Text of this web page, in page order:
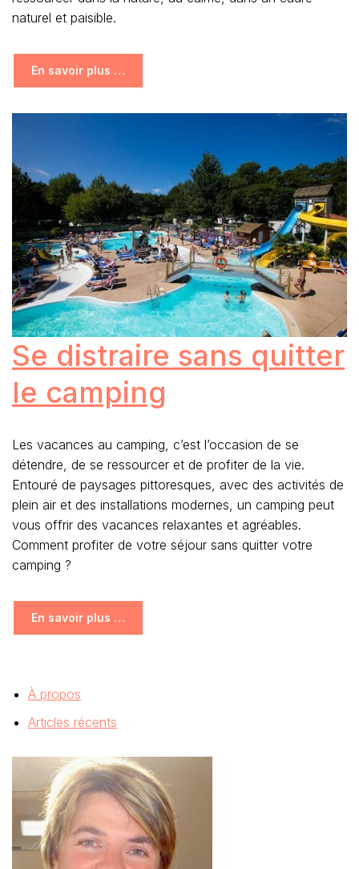
naturel et paisible.
En savoir plus …
Se distraire sans quitter
le camping
Les vacances au camping, c’est l’occasion de se
détendre, de se ressourcer et de profiter de la vie.
Entouré de paysages pittoresques, avec des activités de
plein air et des installations modernes, un camping peut
vous offrir des vacances relaxantes et agréables.
Comment profiter de votre séjour sans quitter votre
camping ?
En savoir plus …
À propos
Articles récents